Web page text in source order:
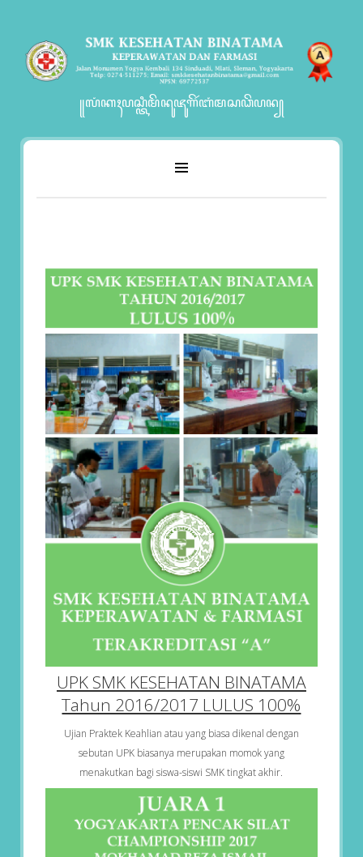
꧋ꦭꦁꦏꦃꦥꦱ꧀ꦠꦶꦩꦼꦤꦸꦗꦸꦒꦼꦂꦧꦁꦩꦱꦣꦼꦥꦤ꧀
UPK SMK KESEHATAN BINATAMA
Tahun 2016/2017 LULUS 100%
Ujian Praktek Keahlian atau yang biasa dikenal dengan
sebutan UPK biasanya merupakan momok yang
menakutkan bagi siswa-siswi SMK tingkat akhir.